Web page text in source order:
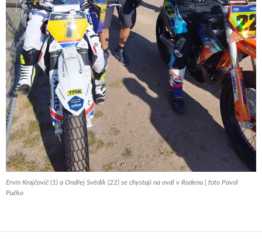
Ervín Krajčovič (1) a Ondřej Svědík (22) se chystají na ovál v Rodenu | foto Pavol
Pučko